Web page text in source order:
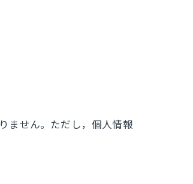
ません。ただし，個人情報